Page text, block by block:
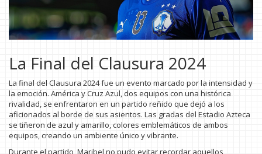
La Final del Clausura 2024
La final del Clausura 2024 fue un evento marcado por la intensidad y
la emoción. América y Cruz Azul, dos equipos con una histórica
rivalidad, se enfrentaron en un partido reñido que dejó a los
aficionados al borde de sus asientos. Las gradas del Estadio Azteca
se tiñeron de azul y amarillo, colores emblemáticos de ambos
equipos, creando un ambiente único y vibrante.
Durante el partido, Maribel no pudo evitar recordar aquellos